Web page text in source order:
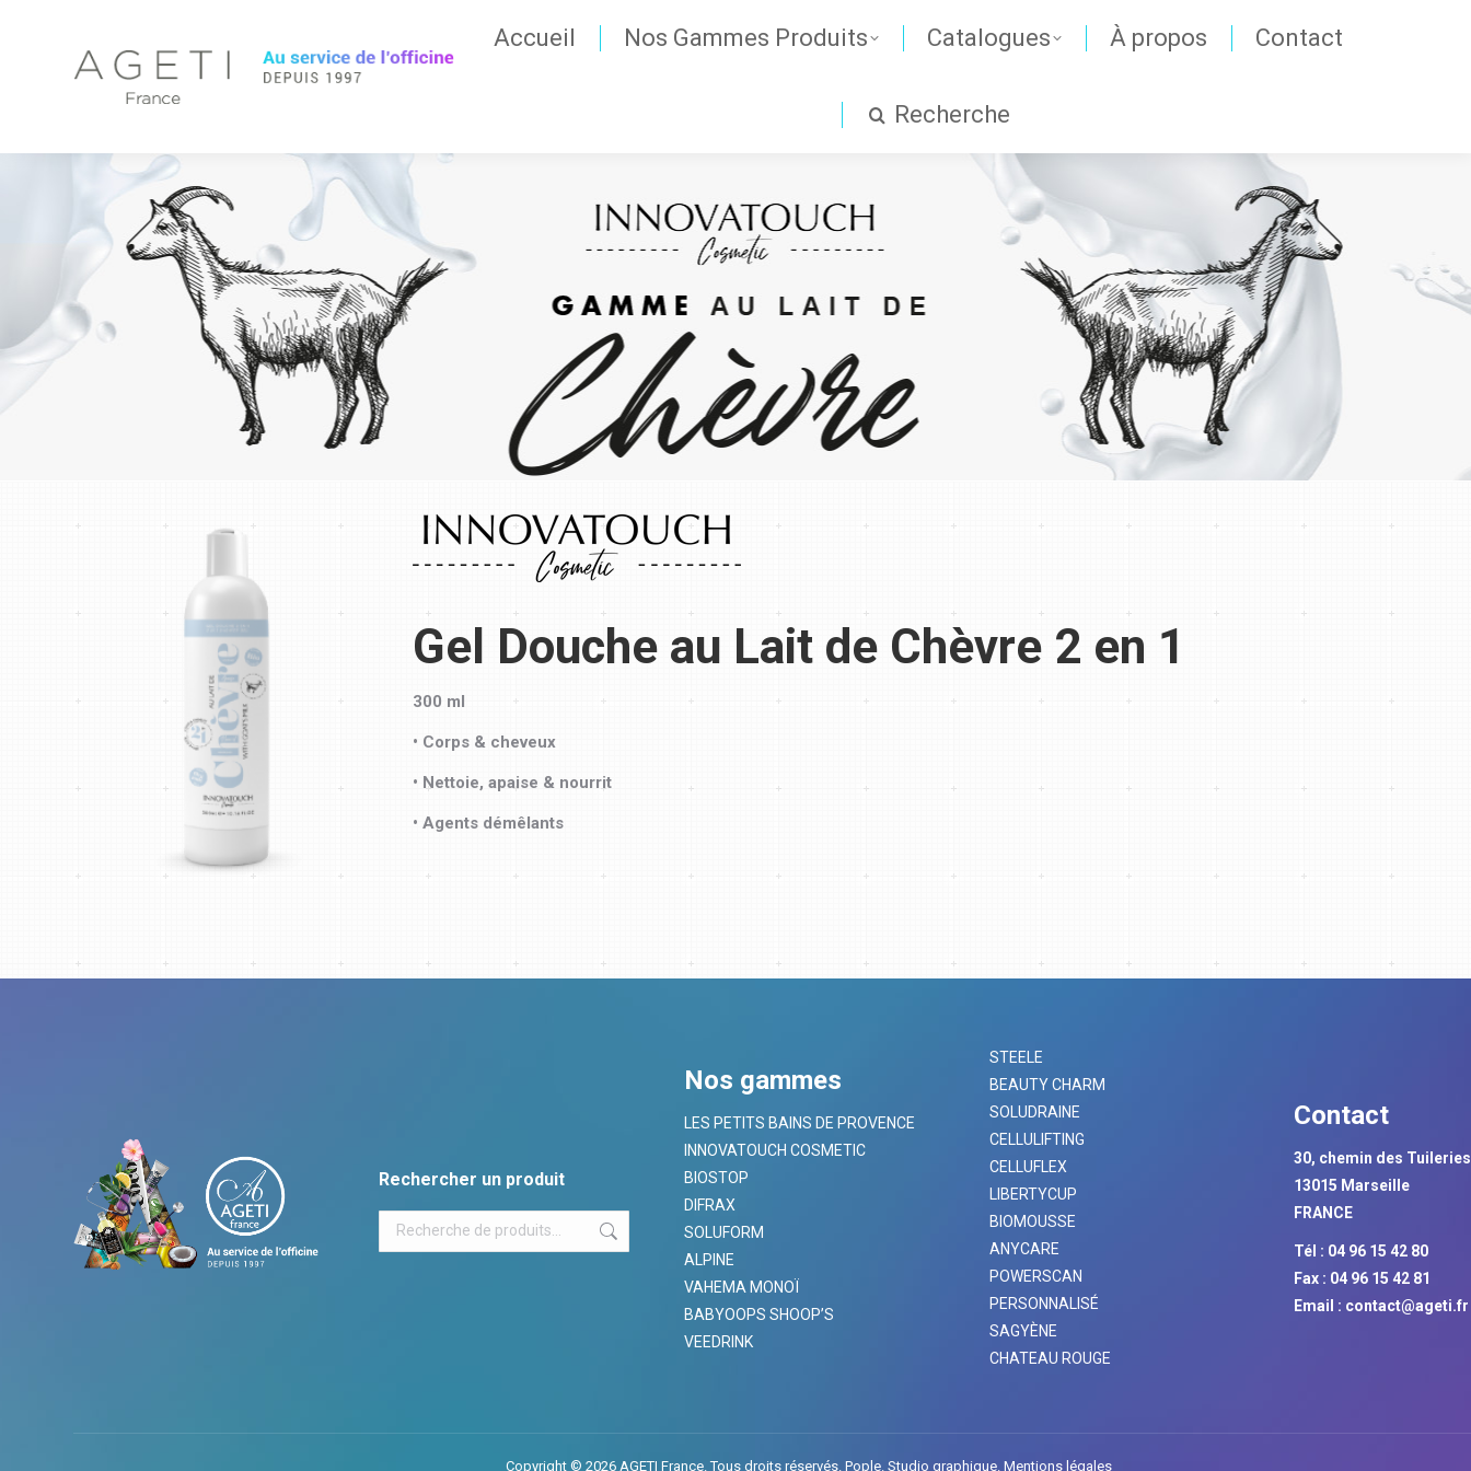
Accueil Nos Gammes Produits Catalogues À propos Contact
Recherche
Gel Douche au Lait de Chèvre 2 en 1
300 ml
• Corps & cheveux
• Nettoie, apaise & nourrit
• Agents démêlants
Rechercher un produit
Nos gammes
LES PETITS BAINS DE PROVENCE
INNOVATOUCH COSMETIC
BIOSTOP
DIFRAX
SOLUFORM
ALPINE
VAHEMA MONOÏ
BABYOOPS SHOOP’S
VEEDRINK
STEELE
BEAUTY CHARM
SOLUDRAINE
CELLULIFTING
CELLUFLEX
LIBERTYCUP
BIOMOUSSE
ANYCARE
POWERSCAN
PERSONNALISÉ
SAGYÈNE
CHATEAU ROUGE
Contact
30, chemin des Tuileries
13015 Marseille
FRANCE
Tél : 04 96 15 42 80
Fax : 04 96 15 42 81
Email : contact@ageti.fr
Copyright © 2026 AGETI France. Tous droits réservés.Pople. Studio graphique. Mentions légales